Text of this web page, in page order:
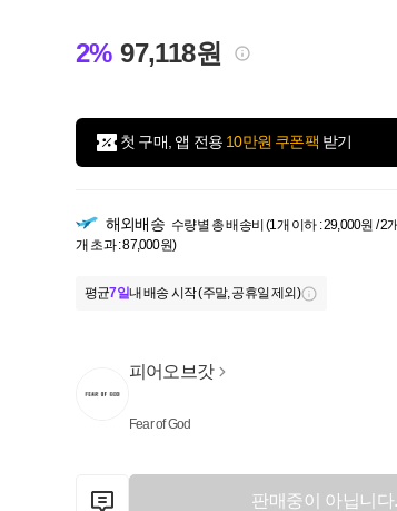
2% 97,118원
첫 구매, 앱 전용 10만원 쿠폰팩 받기
해외배송 수량별 총 배송비 (1개 이하 : 29,000원 / 2
개 초과 : 87,000원)
평균7일내 배송 시작 (주말, 공휴일 제외)
피어오브갓
Fear of God
판매중이 아닙니다.